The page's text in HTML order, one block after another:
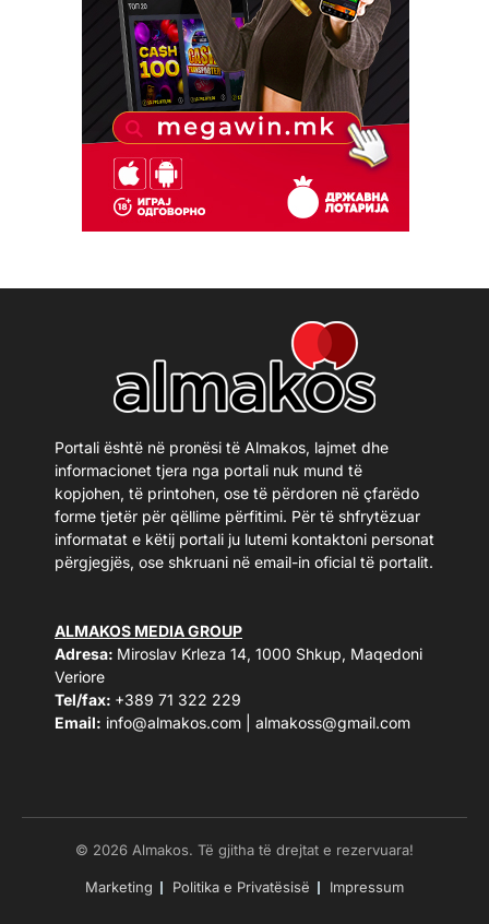
Portali është në pronësi të Almakos, lajmet dhe
informacionet tjera nga portali nuk mund të
kopjohen, të printohen, ose të përdoren në çfarëdo
forme tjetër për qëllime përfitimi. Për të shfrytëzuar
informatat e këtij portali ju lutemi kontaktoni personat
përgjegjës, ose shkruani në email-in oficial të portalit.
ALMAKOS MEDIA GROUP
Adresa: Miroslav Krleza 14, 1000 Shkup, Maqedoni
Veriore
Tel/fax: +389 71 322 229
Email: info@almakos.com almakoss@gmail.com
© 2026 Almakos. Të gjitha të drejtat e rezervuara!
Marketing Politika e Privatësisë Impressum